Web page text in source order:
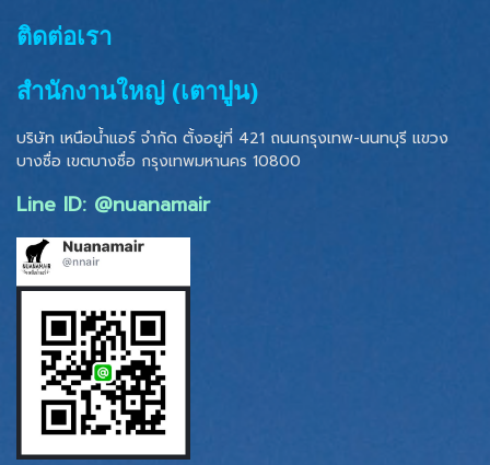
ติดต่อเรา
สำนักงานใหญ่ (เตาปูน)
บริษัท เหนือน้ำแอร์ จำกัด ตั้งอยู่ที่ 421 ถนนกรุงเทพ-นนทบุรี แขวง
บางซื่อ เขตบางซื่อ กรุงเทพมหานคร 10800
Line ID: @nuanamair